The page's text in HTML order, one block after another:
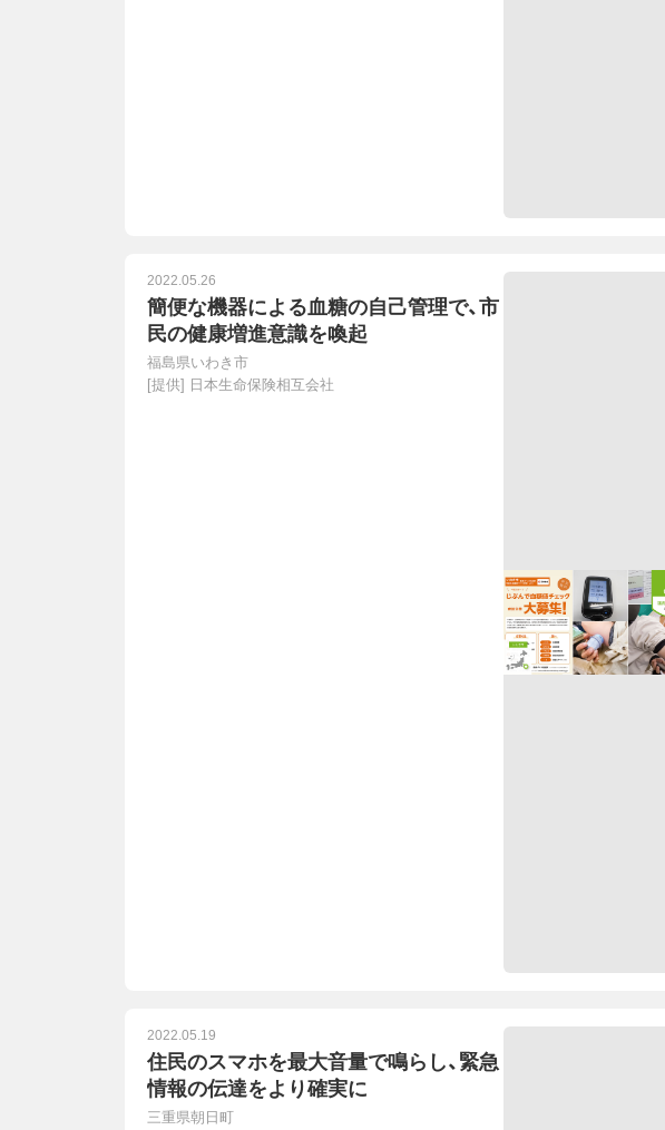
2022.05.26
簡便な機器による血糖の自己管理で、市
民の健康増進意識を喚起
福島県いわき市
[提供] 日本生命保険相互会社
2022.05.19
住民のスマホを最大音量で鳴らし、緊急
情報の伝達をより確実に
三重県朝日町